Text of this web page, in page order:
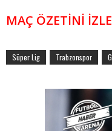
MAÇ ÖZETİNİ
Süper Lig Trabzonspor